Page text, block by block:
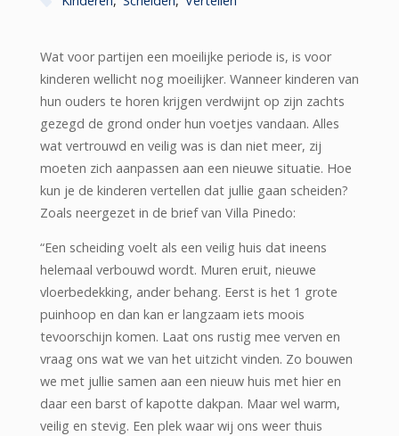
Wat voor partijen een moeilijke periode is, is voor
kinderen wellicht nog moeilijker. Wanneer kinderen van
hun ouders te horen krijgen verdwijnt op zijn zachts
gezegd de grond onder hun voetjes vandaan. Alles
wat vertrouwd en veilig was is dan niet meer, zij
moeten zich aanpassen aan een nieuwe situatie. Hoe
kun je de kinderen vertellen dat jullie gaan scheiden?
Zoals neergezet in de brief van Villa Pinedo:
“Een scheiding voelt als een veilig huis dat ineens
helemaal verbouwd wordt. Muren eruit, nieuwe
vloerbedekking, ander behang. Eerst is het 1 grote
puinhoop en dan kan er langzaam iets moois
tevoorschijn komen. Laat ons rustig mee verven en
vraag ons wat we van het uitzicht vinden. Zo bouwen
we met jullie samen aan een nieuw huis met hier en
daar een barst of kapotte dakpan. Maar wel warm,
veilig en stevig. Een plek waar wij ons weer thuis